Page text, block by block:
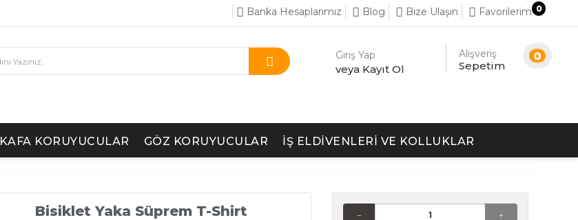
Banka Hesaplarımız Blog Bize Ulaşın Favorilerim 0
Giriş Yap
veya Kayıt Ol
0
Alışveriş
Sepetim
KAFA KORUYUCULAR GÖZ KORUYUCULAR İŞ ELDIVENLERI VE KOLLUKLAR
Bisiklet Yaka Süprem T-Shirt